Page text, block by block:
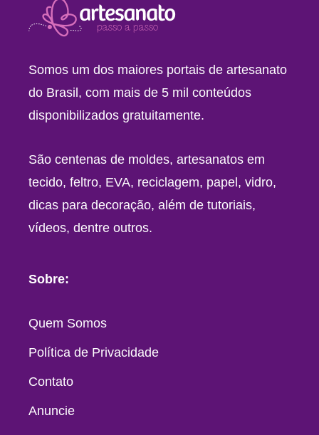
Somos um dos maiores portais de artesanato
do Brasil, com mais de 5 mil conteúdos
disponibilizados gratuitamente.
São centenas de moldes, artesanatos em
tecido, feltro, EVA, reciclagem, papel, vidro,
dicas para decoração, além de tutoriais,
vídeos, dentre outros.
Sobre:
Quem Somos
Política de Privacidade
Contato
Anuncie